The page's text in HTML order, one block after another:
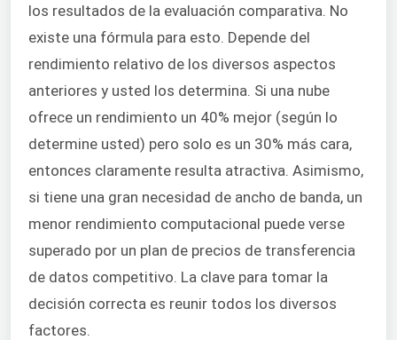
los resultados de la evaluación comparativa. No
existe una fórmula para esto. Depende del
rendimiento relativo de los diversos aspectos
anteriores y usted los determina. Si una nube
ofrece un rendimiento un 40% mejor (según lo
determine usted) pero solo es un 30% más cara,
entonces claramente resulta atractiva. Asimismo,
si tiene una gran necesidad de ancho de banda, un
menor rendimiento computacional puede verse
superado por un plan de precios de transferencia
de datos competitivo. La clave para tomar la
decisión correcta es reunir todos los diversos
factores.